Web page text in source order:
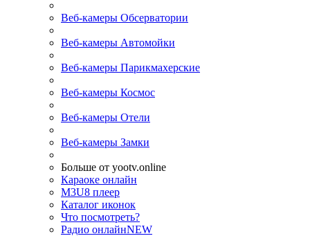
Веб-камеры Обсерватории
Веб-камеры Автомойки
Веб-камеры Парикмахерские
Веб-камеры Космос
Веб-камеры Отели
Веб-камеры Замки
Больше от yootv.online
Караоке онлайн
M3U8 плеер
Каталог иконок
Что посмотреть?
Радио онлайнNEW